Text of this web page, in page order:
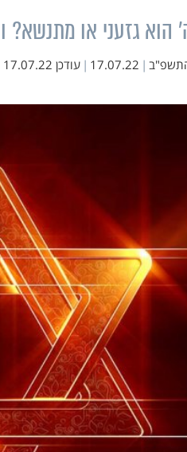
הוא גזעני או מתנשא?
|
17.07.22
| עודכן 17.07.22 11:59